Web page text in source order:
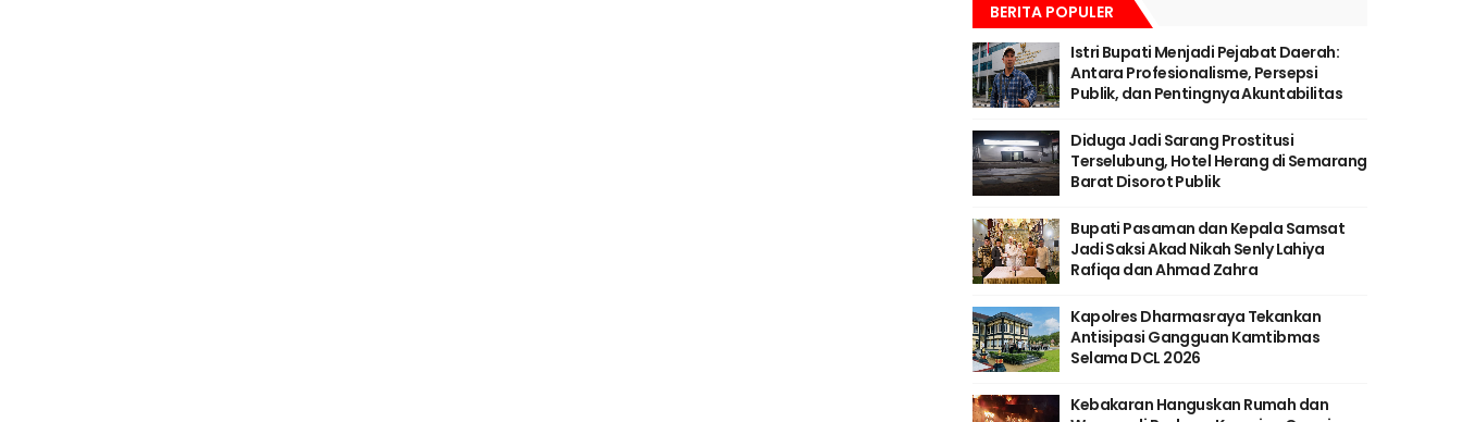
BERITA POPULER
Istri Bupati Menjadi Pejabat Daerah:
Antara Profesionalisme, Persepsi
Publik, dan Pentingnya Akuntabilitas
Diduga Jadi Sarang Prostitusi
Terselubung, Hotel Herang di Semarang
Barat Disorot Publik
Bupati Pasaman dan Kepala Samsat
Jadi Saksi Akad Nikah Senly Lahiya
Rafiqa dan Ahmad Zahra
Kapolres Dharmasraya Tekankan
Antisipasi Gangguan Kamtibmas
Selama DCL 2026
Kebakaran Hanguskan Rumah dan